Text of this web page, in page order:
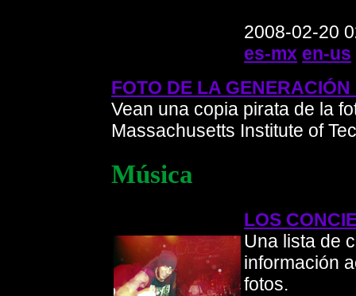
2008-02-20
es-mx en-us
FOTO DE LA
Vean una copia pirata de la
Massachusetts Institute of
Música
LOS
Una lista de
información
fotos.